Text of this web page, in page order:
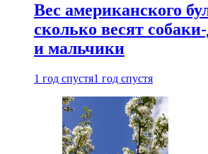
Вес американского
сколько весят
и мальчики
1 год спустя1 год спустя